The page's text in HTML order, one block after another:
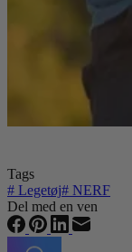
Tags
# Legetøj# NERF
Del med en ven